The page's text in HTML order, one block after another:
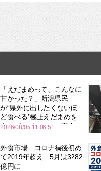
「えだまめって、こんなに
甘かった？」新潟県民
が“県外に出したくないほ
ど食べる”極上えだまめを
森のビアガーデンで実食
2026/08/05 11:06:51
外食市場、コロナ禍後初め
て2019年超え 5月は3282
億円に